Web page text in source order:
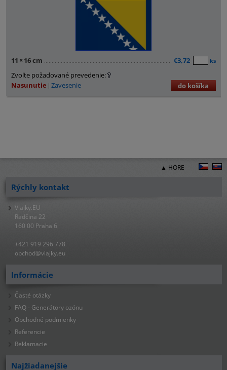
11 × 16 cm €3,72 ks
Zvoľte požadované prevedenie:
Nasunutie Zavesenie do košíka
▲ HORE
Rýchly kontakt
Vlajky.EU
Radčina 22
160 00 Praha 6
+421 919 296 778
obchod@vlajky.eu
Informácie
Časté otázky
FAQ - Generátory ozónu
Obchodné podmienky
Referencie
Reklamacie
Najžiadanejšie